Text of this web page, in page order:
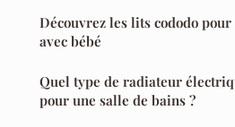
Découvrez les lits cododo
avec bébé
Quel type de radiateur
pour une salle de bains ?